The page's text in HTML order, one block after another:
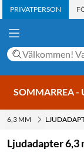
PRIVATPERSON
SOMMARREA -
6,3 MM
Ljudadapter 6,3